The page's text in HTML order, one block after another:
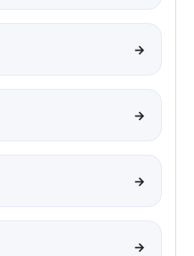
→
→
→
→